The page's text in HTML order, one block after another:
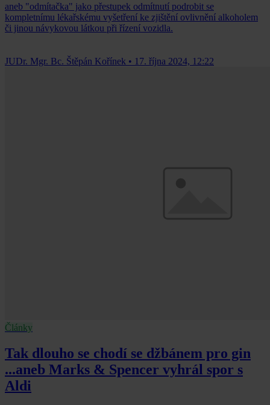
aneb "odmítačka" jako přestupek odmítnutí podrobit se
kompletnímu lékařskému vyšetření ke zjištění ovlivnění alkoholem
či jinou návykovou látkou při řízení vozidla.
JUDr. Mgr. Bc. Štěpán Kořínek • 17. října 2024, 12:22
Články
Tak dlouho se chodí se džbánem pro gin
...aneb Marks & Spencer vyhrál spor s
Aldi